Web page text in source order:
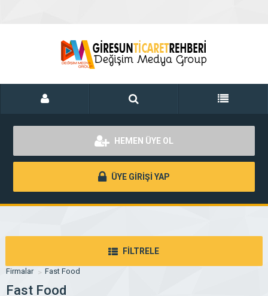
HEMEN ÜYE OL
ÜYE GİRİŞİ YAP
FİLTRELE
Firmalar Fast Food
Fast Food